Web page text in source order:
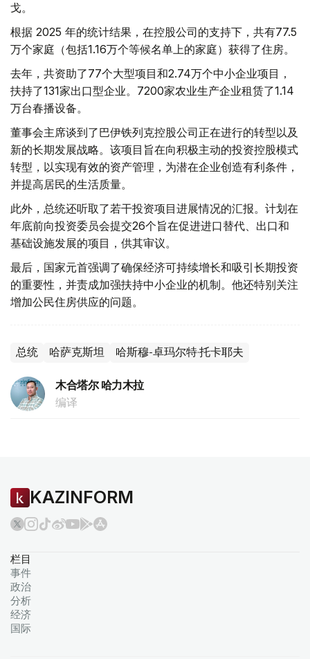
戈。
根据 2025 年的统计结果，在控股公司的支持下，共有77.5
万个家庭（包括1.16万个等候名单上的家庭）获得了住房。
去年，共资助了77个大型项目和2.74万个中小企业项目，
扶持了131家出口型企业。7200家农业生产企业租赁了1.14
万台春播设备。
董事会主席谈到了巴伊铁列克控股公司正在进行的转型以及
新的长期发展战略。该项目旨在向积极主动的投资控股模式
转型，以实现有效的资产管理，为潜在企业创造有利条件，
并提高居民的生活质量。
此外，总统还听取了若干投资项目进展情况的汇报。计划在
年底前向投资委员会提交26个旨在促进进口替代、出口和
基础设施发展的项目，供其审议。
最后，国家元首强调了确保经济可持续增长和吸引长期投资
的重要性，并责成加强扶持中小企业的机制。他还特别关注
增加公民住房供应的问题。
总统 哈萨克斯坦 哈斯穆-卓玛尔特·托卡耶夫
木合塔尔 哈力木拉
编译
KAZINFORM
栏目
事件
政治
分析
经济
国际